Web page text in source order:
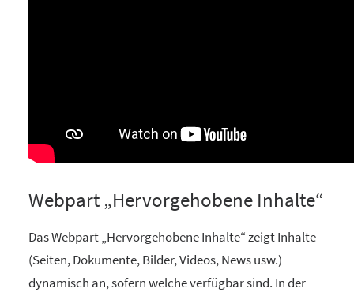
Webpart „Hervorgehobene Inhalte“
Das Webpart „Hervorgehobene Inhalte“ zeigt Inhalte
(Seiten, Dokumente, Bilder, Videos, News usw.)
dynamisch an, sofern welche verfügbar sind. In der